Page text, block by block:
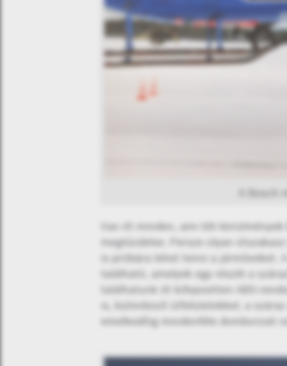
A
Van itt minden, ami téli
megtűzdelve. Persze olyan
is próbára lehet tenni a járműveket.
található, amelyek egy részét a
találhatunk itt kifejezetten ABS-
is, különböző útfelületekkel, a
emelkedőig mindenféle domborzati